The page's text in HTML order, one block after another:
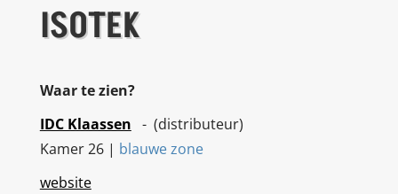
ISOTEK
Waar te zien?
IDC Klaassen - (distributeur)
Kamer 26 | blauwe zone
website